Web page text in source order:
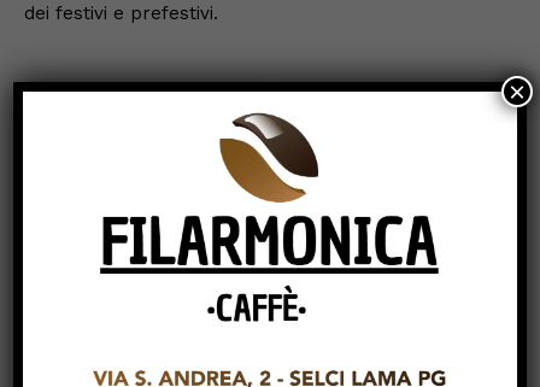
dei festivi e prefestivi.
Pallavolo serie C/F: Città
importante, battuta Assisi
Sanepolcro: ci ha lasciato
Don Giacomo Babini. Il
cordoglio
dell’amministrazione
Comunale
×